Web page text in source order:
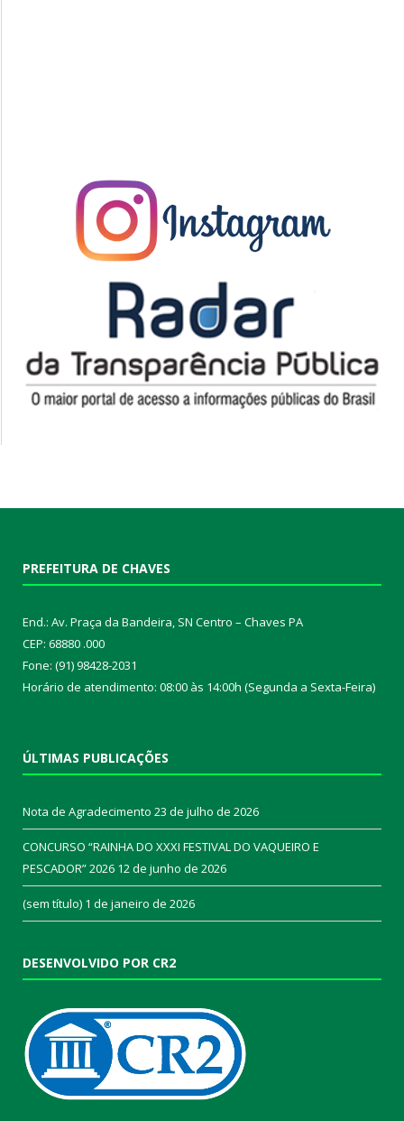
PREFEITURA DE CHAVES
End.: Av. Praça da Bandeira, SN Centro – Chaves PA
CEP: 68880 .000
Fone: (91) 98428-2031
Horário de atendimento: 08:00 às 14:00h (Segunda a Sexta-Feira)
ÚLTIMAS PUBLICAÇÕES
Nota de Agradecimento 23 de julho de 2026
CONCURSO “RAINHA DO XXXI FESTIVAL DO VAQUEIRO E
PESCADOR” 2026 12 de junho de 2026
(sem título) 1 de janeiro de 2026
DESENVOLVIDO POR CR2